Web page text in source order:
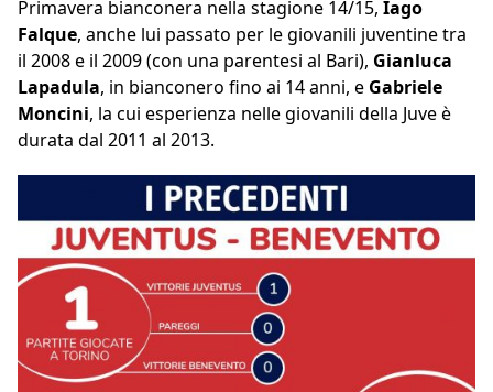
Primavera bianconera nella stagione 14/15, Iago
Falque, anche lui passato per le giovanili juventine tra
il 2008 e il 2009 (con una parentesi al Bari), Gianluca
Lapadula, in bianconero fino ai 14 anni, e Gabriele
Moncini, la cui esperienza nelle giovanili della Juve è
durata dal 2011 al 2013.